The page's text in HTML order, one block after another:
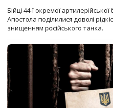
Бійці 44-ї окремої
Апостола поділилися доволі
знищенням російського танка.